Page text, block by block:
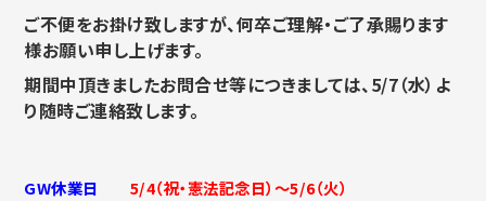
ご不便をお掛け致しますが、何卒ご理解・ご了承賜ります
様お願い申し上げます。
期間中頂きましたお問合せ等につきましては、5/7（水）よ
り随時ご連絡致します。
GW休業日 5/4（祝・憲法記念日）～5/6（火）